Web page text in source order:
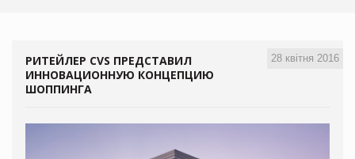
28 квітня 2016
РИТЕЙЛЕР CVS ПРЕДСТАВИЛ
ИННОВАЦИОННУЮ КОНЦЕПЦИЮ
ШОППИНГА